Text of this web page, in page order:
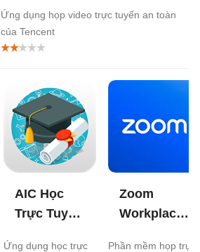
Ứng dụng họp video trực tuyến an toàn
của Tencent
AIC Học
Trực Tuyến
Ứng dụng học trực
Zoom
Workplace
Phần mềm họp trực